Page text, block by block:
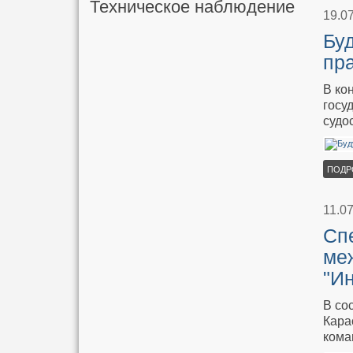
Техническое наблюдение
В
В